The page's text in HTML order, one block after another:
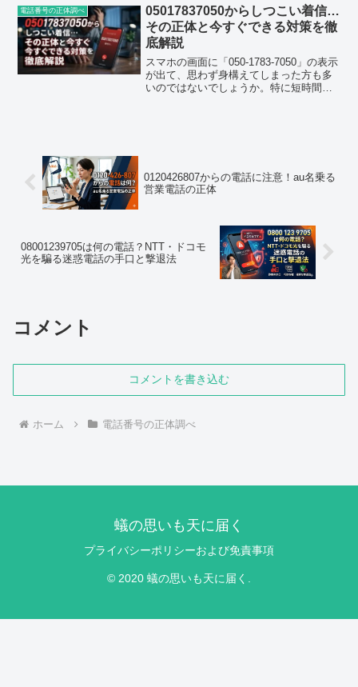
立て続けにかかってくるという声も見か
けます。この...
電話番号の正体調べ
05017837050からしつこい着信…
その正体と今すぐできる対策を徹
底解説
スマホの画面に「050-1783-7050」の表示
が出て、思わず身構えてしまった方も多
いのではないでしょうか。特に短時間の
0120426807からの電話に注意！au名乗る
営業電話の正体
08001239705は何の電話？NTT・ドコモ
光を騙る迷惑電話の手口と撃退法
コメント
コメントを書き込む
ホーム 電話番号の正体調べ
蟻の思いも天に届く
プライバシーポリシーおよび免責事項
© 2020 蟻の思いも天に届く.